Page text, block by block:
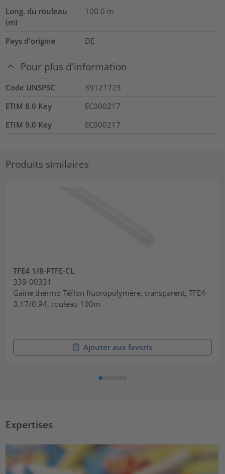
Long. du rouleau
(m)
100.0 m
Pays d'origine DE
Pour plus d'information
Code UNSPSC
39121723
ETIM 8.0 Key
EC000217
ETIM 9.0 Key
EC000217
Produits similaires
TFE4 1/8-PTFE-CL
339-00331
Gaine thermo Téflon fluoropolymère, transparent, TFE4-
3.17/0.94, rouleau 100m
Ajouter aux favoris
Expertises